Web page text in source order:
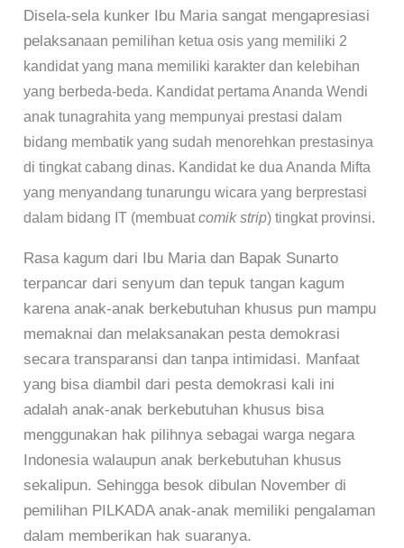
Disela-sela kunker Ibu Maria sangat mengapresiasi
pelaksanaan pemilihan ketua osis yang memiliki 2
kandidat yang mana memiliki karakter dan kelebihan
yang berbeda-beda. Kandidat pertama Ananda Wendi
anak tunagrahita yang mempunyai prestasi dalam
bidang membatik yang sudah menorehkan prestasinya
di tingkat cabang dinas. Kandidat ke dua Ananda Mifta
yang menyandang tunarungu wicara yang berprestasi
dalam bidang IT (membuatcomik strip) tingkat provinsi.
Rasa kagum dari Ibu Maria dan Bapak Sunarto
terpancar dari senyum dan tepuk tangan kagum
karena anak-anak berkebutuhan khusus pun mampu
memaknai dan melaksanakan pesta demokrasi
secara transparansi dan tanpa intimidasi. Manfaat
yang bisa diambil dari pesta demokrasi kali ini
adalah anak-anak berkebutuhan khusus bisa
menggunakan hak pilihnya sebagai warga negara
Indonesia walaupun anak berkebutuhan khusus
sekalipun. Sehingga besok dibulan November di
pemilihan PILKADA anak-anak memiliki pengalaman
dalam memberikan hak suaranya.